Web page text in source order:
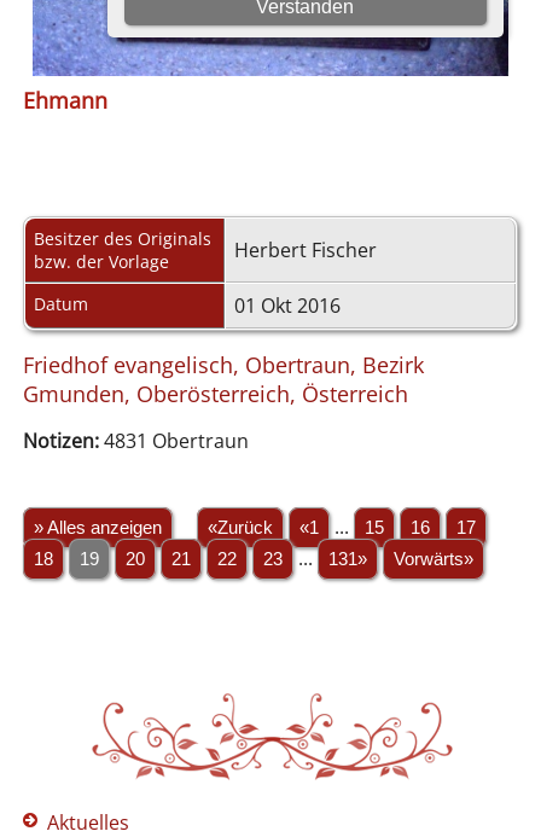
Ehmann
Besitzer des Originals
bzw. der Vorlage
Herbert Fischer
Datum 01 Okt 2016
Friedhof evangelisch, Obertraun, Bezirk
Gmunden, Oberösterreich, Österreich
Notizen:4831 Obertraun
» Alles anzeigen «Zurück «1 ... 15 16
17
18
19 20 21 22 23 ... 131» Vorwärts»
Aktuelles